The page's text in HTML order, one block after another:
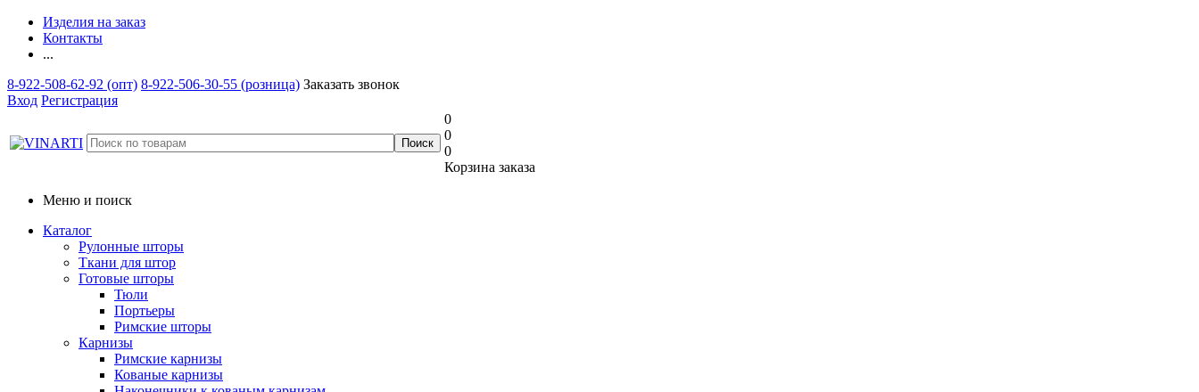
Изделия на заказ
Контакты
...
8-922-508-62-92 (опт) 8-922-506-30-55 (розница) Заказать звонок
Вход Регистрация
0
0
0
Корзина заказа
Меню и поиск
Каталог
Рулонные шторы
Ткани для штор
Готовые шторы
Тюли
Портьеры
Римские шторы
Карнизы
Римские карнизы
Кованые карнизы